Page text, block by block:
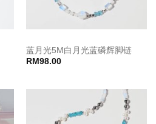
蓝月光5M白月光蓝磷辉脚链
RM 98.00